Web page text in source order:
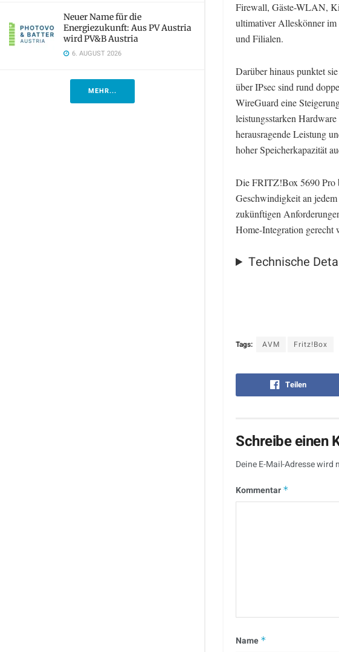
Neuer Name für die
Energiezukunft: Aus PV Austria
wird PV&B Austria
6. AUGUST 2026
MEHR...
Firewall, Gäste-WLAN,
ultimativer Alleskönner
und Filialen.
Darüber hinaus punktet
über IPsec sind rund
WireGuard eine
leistungsstarken
herausragende Leistung
hoher Speicherkapazität
Die FRITZ!Box 5690 Pro
Geschwindigkeit an
zukünftigen
Home-Integration gerecht
Technische
Tags: AVM Fritz!Box
Teilen
Schreibe einen
Deine E-Mail-Adresse
Kommentar *
Name *